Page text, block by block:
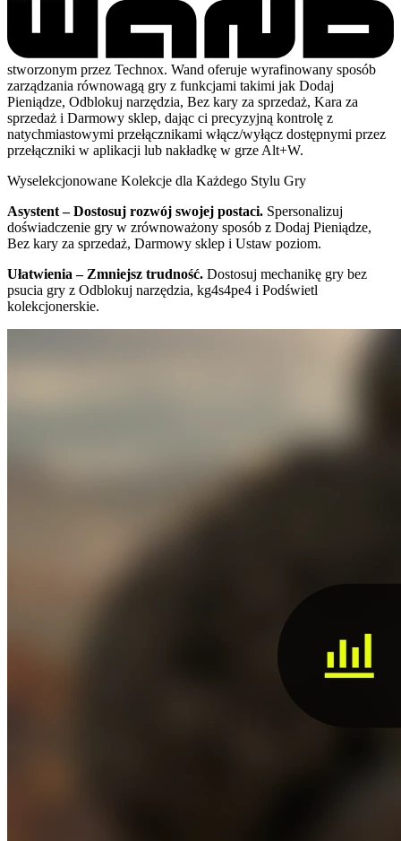
stworzonym przez Technox. Wand oferuje wyrafinowany sposób
zarządzania równowagą gry z funkcjami takimi jak Dodaj
Pieniądze, Odblokuj narzędzia, Bez kary za sprzedaż, Kara za
sprzedaż i Darmowy sklep, dając ci precyzyjną kontrolę z
natychmiastowymi przełącznikami włącz/wyłącz dostępnymi przez
przełączniki w aplikacji lub nakładkę w grze Alt+W.
Wyselekcjonowane Kolekcje dla Każdego Stylu Gry
Asystent – Dostosuj rozwój swojej postaci. Spersonalizuj
doświadczenie gry w zrównoważony sposób z Dodaj Pieniądze,
Bez kary za sprzedaż, Darmowy sklep i Ustaw poziom.
Ułatwienia – Zmniejsz trudność. Dostosuj mechanikę gry bez
psucia gry z Odblokuj narzędzia, kg4s4pe4 i Podświetl
kolekcjonerskie.